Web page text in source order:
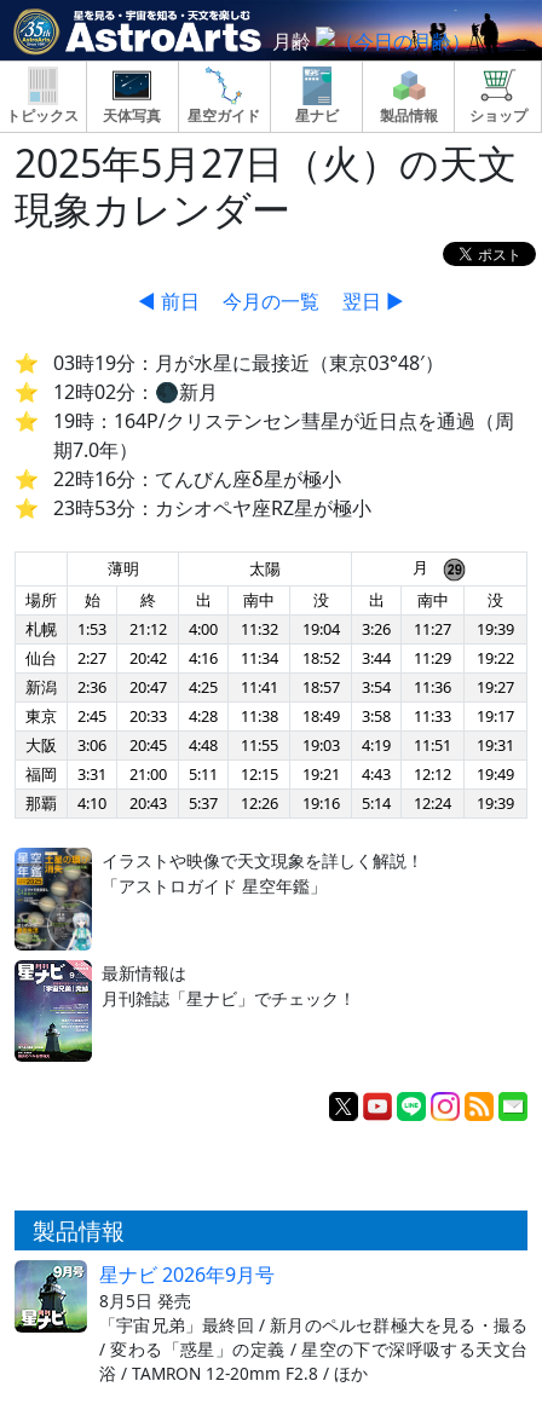
月齢
トピックス 天体写真 星空ガイド 星ナビ 製品情報 ショップ
2025年5月27日（火）の天文
現象カレンダー
◀ 前日 今月の一覧 翌日 ▶
03時19分：月が水星に最接近（東京03°48′）
12時02分：🌑新月
19時：164P/クリステンセン彗星が近日点を通過（周
期7.0年）
22時16分：てんびん座δ星が極小
23時53分：カシオペヤ座RZ星が極小
薄明 太陽
月
場所
始 終 出 南中 没 出 南中
没
札幌
1:53 21:12 4:00 11:32 19:04 3:26 11:27
19:39
仙台
2:27 20:42 4:16 11:34 18:52 3:44 11:29
19:22
新潟
2:36 20:47 4:25 11:41 18:57 3:54 11:36
19:27
東京
2:45 20:33 4:28 11:38 18:49 3:58 11:33
19:17
大阪
3:06 20:45 4:48 11:55 19:03 4:19 11:51
19:31
福岡
3:31 21:00 5:11 12:15 19:21 4:43 12:12
19:49
那覇
4:10 20:43 5:37 12:26 19:16 5:14 12:24 19:39
イラストや映像で天文現象を詳しく解説！
「アストロガイド 星空年鑑」
最新情報は
月刊雑誌「星ナビ」でチェック！
製品情報
星ナビ 2026年9月号
8月5日 発売
「宇宙兄弟」最終回 / 新月のペルセ群極大を見る・撮る
/ 変わる「惑星」の定義 / 星空の下で深呼吸する天文台
浴 / TAMRON 12-20mm F2.8 / ほか